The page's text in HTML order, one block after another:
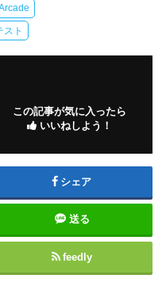
スト
この記事が気に入ったら
いいねしよう！
シェア
送る
feedly